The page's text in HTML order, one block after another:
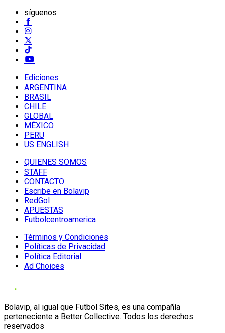
síguenos
Ediciones
ARGENTINA
BRASIL
CHILE
GLOBAL
MÉXICO
PERU
US ENGLISH
QUIENES SOMOS
STAFF
CONTACTO
Escribe en Bolavip
RedGol
APUESTAS
Futbolcentroamerica
Términos y Condiciones
Políticas de Privacidad
Política Editorial
Ad Choices
Bolavip, al igual que Futbol Sites, es una compañía
perteneciente a Better Collective. Todos los derechos
reservados